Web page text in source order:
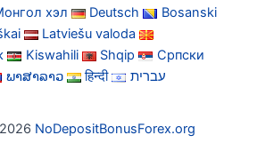
хэл Deutsch
Bosanski
Latviešu valoda
Kiswahili Shqip
Српски
ພາສາລາວ हिन्दी עברית
NoDepositBonusForex.org